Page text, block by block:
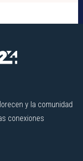
y la comunidad
conexiones